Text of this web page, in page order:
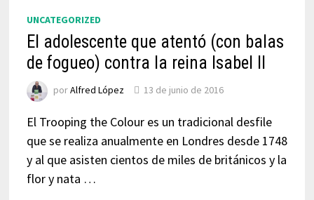
UNCATEGORIZED
El adolescente que atentó (con balas
de fogueo) contra la reina Isabel II
porAlfred López 13 de junio de 2016
El Trooping the Colour es un tradicional desfile
que se realiza anualmente en Londres desde 1748
y al que asisten cientos de miles de británicos y la
flor y nata …